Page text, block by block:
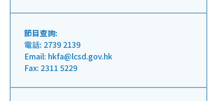
節目查詢:
電話: 2739 2139
Email: hkfa@lcsd.gov.hk
Fax: 2311 5229